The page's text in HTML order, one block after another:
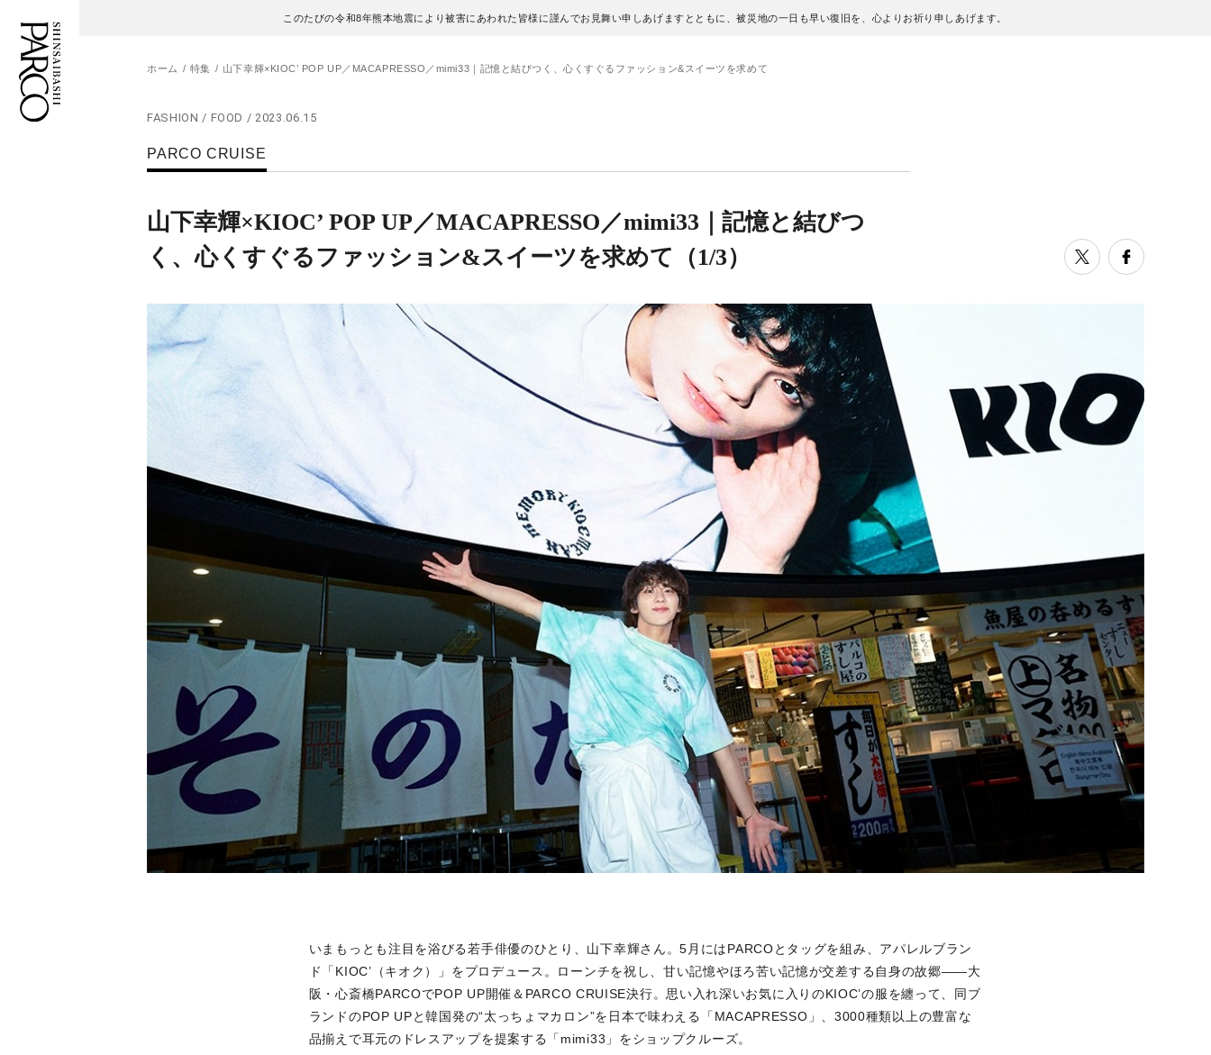
このたびの令和8年熊本地震により被害にあわれた皆様に謹んでお見舞い申しあげますとともに、被災地の一日も早い復旧を、心よりお祈り申しあげます。
施設案内・アクセス
イベント・ポップアップ
レストラン・カフェ
TAX FREE
ホーム 特集 山下幸輝×KIOC’ POP UP／MACAPRESSO／mimi33｜記憶と結びつく、心くすぐるファッション&スイーツを求めて
FASHION / FOOD / 2023.06.15
PARCO CRUISE
山下幸輝×KIOC’ POP UP／MACAPRESSO／mimi33｜記憶と結びつ
く、心くすぐるファッション&スイーツを求めて
（1/3）
いまもっとも注目を浴びる若手俳優のひとり、山下幸輝さん。5月にはPARCOとタッグを組み、アパレルブラン
ド「KIOC’（キオク）」をプロデュース。ローンチを祝し、甘い記憶やほろ苦い記憶が交差する自身の故郷――大
阪・心斎橋PARCOでPOP UP開催＆PARCO CRUISE決行。思い入れ深いお気に入りのKIOC’の服を纏って、同ブ
ランドのPOP UPと韓国発の“太っちょマカロン”を日本で味わえる「MACAPRESSO」、3000種類以上の豊富な
品揃えで耳元のドレスアップを提案する「mimi33」をショップクルーズ。